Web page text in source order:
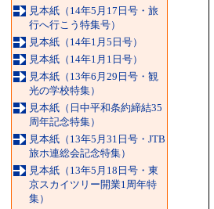
見本紙（14年5月17日号・旅
行へ行こう特集号）
見本紙（14年1月5日号）
見本紙（14年1月1日号）
見本紙（13年6月29日号・観
光の学校特集）
見本紙（日中平和条約締結35
周年記念特集）
見本紙（13年5月31日号・JTB
旅ホ連総会記念特集）
見本紙（13年5月18日号・東
京スカイツリー開業1周年特
集）